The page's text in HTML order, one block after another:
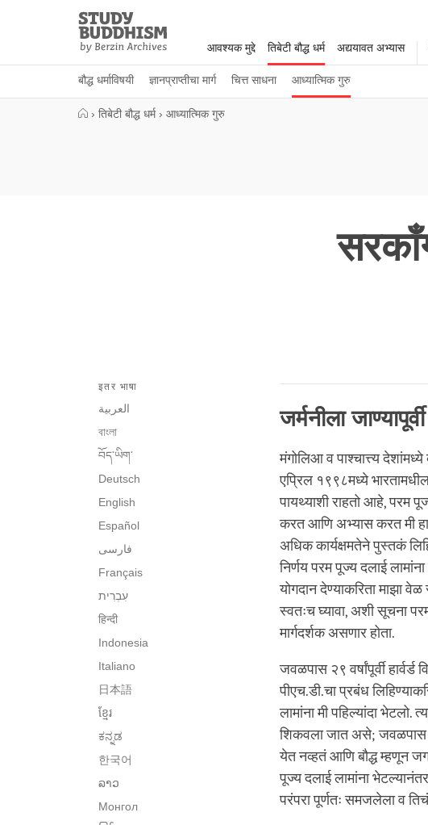
Study
Buddhism
Home
आवश्यक मुद्दे तिबेटी बौद्ध धर्म
बौद्ध धर्माविषयी ज्ञानप्राप्तीचा मार्ग चित्त साधना आध्यात्मिक गुरु
अद्ययावत अभ्यास
› तिबेटी बौद्ध धर्म › आध्यात्मिक गुरु
इतर भाषा
العربية
বাংলা
བོད་ཡིག་
Deutsch
English
Español
فارسی
Français
हिन्दी
Indonesia
Italiano
日本語
ខ្មែរ
ಕನ್ನಡ
한국어
ລາວ
Монгол
जर्मनीला
मंगोलिआ व पाश्चात्त्य
एप्रिल १९९८मध्ये
पायथ्याशी राहतो आहे, परम
करत आणि अभ्यास करत मी
अधिक कार्यक्षमतेने पुस्तकं
निर्णय परम पूज्य दलाई
योगदान देण्याकरिता माझा
स्वतःच घ्यावा, अशी सूचना
मार्गदर्शक असणार होता.
जवळपास २९ वर्षांपूर्वी हार्वर्ड
पीएच.डी.चा प्रबंध
लामांना मी पहिल्यांदा भेटलो.
शिकवला जात असे; जवळपास
येत नव्हतं आणि बौद्ध म्हणून
पूज्य दलाई लामांना
परंपरा पूर्णतः समजलेला व